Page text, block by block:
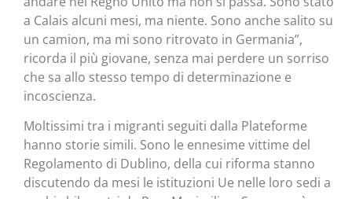
a Calais alcuni mesi, ma niente. Sono anche salito su
un camion, ma mi sono ritrovato in Germania”,
ricorda il più giovane, senza mai perdere un sorriso
che sa allo stesso tempo di determinazione e
incoscienza.
Moltissimi tra i migranti seguiti dalla Plateforme
hanno storie simili. Sono le ennesime vittime del
Regolamento di Dublino, della cui riforma stanno
discutendo da mesi le istituzioni Ue nelle loro sedi a